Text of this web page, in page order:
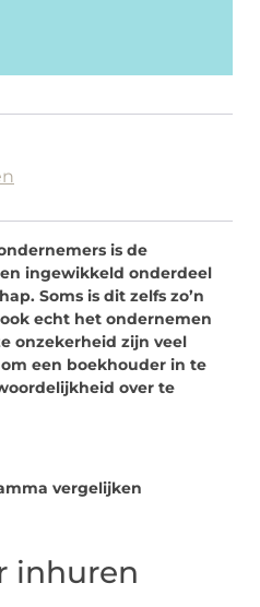
is de
ingewikkeld onderdeel
Soms is dit zelfs zo’n
echt het ondernemen
onzekerheid zijn veel
een boekhouder in te
over te
inhuren